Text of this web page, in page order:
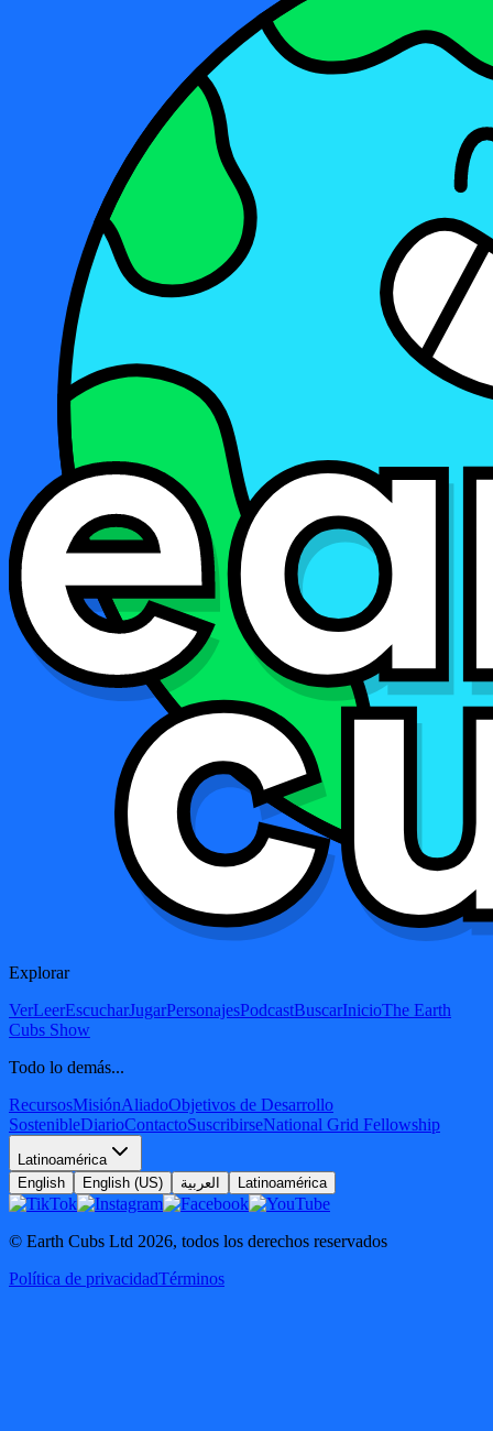
Explorar
VerLeerEscucharJugarPersonajesPodcastBuscarInicioThe Earth
Cubs Show
Todo lo demás...
RecursosMisiónAliadoObjetivos de Desarrollo
SostenibleDiarioContactoSuscribirseNational Grid Fellowship
Latinoamérica
English
English (US) العربية Latinoamérica
© Earth Cubs Ltd 2026, todos los derechos reservados
Política de privacidadTérminos